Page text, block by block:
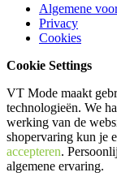
Algemene
Privacy
Cookies
Cookie Settings
VT Mode maakt
technologieën. We
werking van de
shopervaring kun je
accepteren.
algemene ervaring.